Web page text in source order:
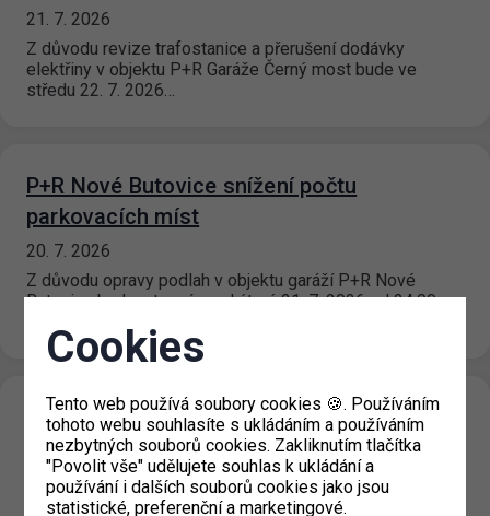
21. 7. 2026
Z důvodu revize trafostanice a přerušení dodávky
elektřiny v objektu P+R Garáže Černý most bude ve
středu 22. 7. 2026…
P+R Nové Butovice snížení počtu
parkovacích míst
20. 7. 2026
Z důvodu opravy podlah v objektu garáží P+R Nové
Butovice bude v termínu od úterý 21. 7. 2026 od 24:00
Změna režimu zón placeného stání v ulici
U Výstaviště, Praha 7
15. 7. 2026
Cookies
Tento web používá soubory cookies 🍪. Používáním
tohoto webu souhlasíte s ukládáním a používáním
nezbytných souborů cookies. Zakliknutím tlačítka
"Povolit vše" udělujete souhlas k ukládání a
používání i dalších souborů cookies jako jsou
statistické, preferenční a marketingové.